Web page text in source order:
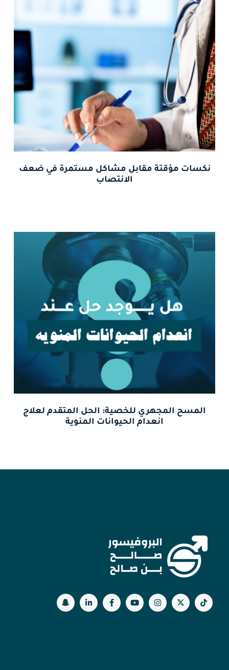
نكسات مؤقتة مقابل مشاكل مستمرة في ضعف
الانتصاب
المسح المجهري للخصية: الحل المتقدم لعلاج
انعدام الحيوانات المنوية